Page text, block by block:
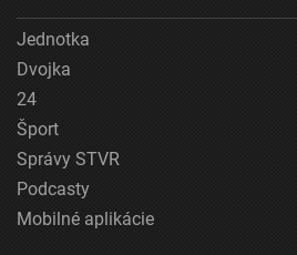
Jednotka
Dvojka
24
Šport
Správy STVR
Podcasty
Mobilné aplikácie